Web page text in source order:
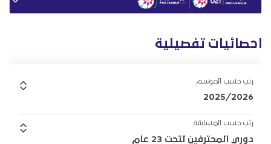
احصائيات تفصيلية
رتب حسب الموسم
2025/2026
رتب حسب المسابقة
دوري المحترفين لتحت 23 عام